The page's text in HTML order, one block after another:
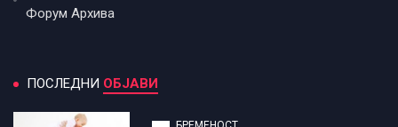
Форум Архива
ПОСЛЕДНИ ОБЈАВИ